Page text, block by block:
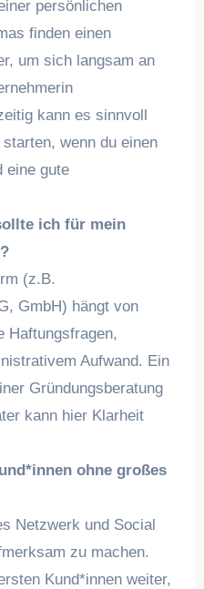
persönlichen
finden einen
um sich langsam an
kann es sinnvoll
wenn du einen
eine gute
ich für mein
(z.B.
GmbH) hängt von
Haftungsfragen,
Aufwand. Ein
Gründungsberatung
kann hier Klarheit
ohne großes
Netzwerk und Social
zu machen.
Kund*innen weiter,